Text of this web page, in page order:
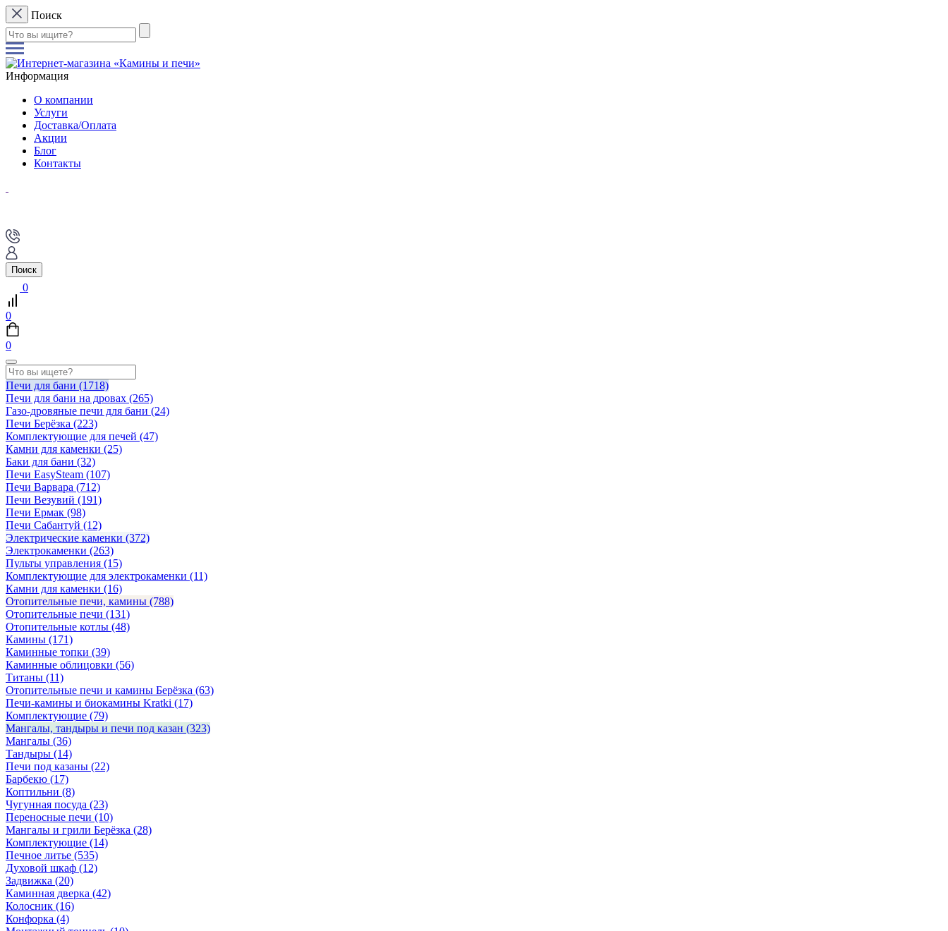
Поиск
Информация
О компании
Услуги
Доставка/Оплата
Акции
Блог
Контакты
Поиск
0
0
0
Печи для бани (1718)
Печи для бани на дровах (265)
Газо-дровяные печи для бани (24)
Печи Берёзка (223)
Комплектующие для печей (47)
Камни для каменки (25)
Баки для бани (32)
Печи EasySteam (107)
Печи Варвара (712)
Печи Везувий (191)
Печи Ермак (98)
Печи Сабантуй (12)
Электрические каменки (372)
Электрокаменки (263)
Пульты управления (15)
Комплектующие для электрокаменки (11)
Камни для каменки (16)
Отопительные печи, камины (788)
Отопительные печи (131)
Отопительные котлы (48)
Камины (171)
Каминные топки (39)
Каминные облицовки (56)
Титаны (11)
Отопительные печи и камины Берёзка (63)
Печи-камины и биокамины Kratki (17)
Комплектующие (79)
Мангалы, тандыры и печи под казан (323)
Мангалы (36)
Тандыры (14)
Печи под казаны (22)
Барбекю (17)
Коптильни (8)
Чугунная посуда (23)
Переносные печи (10)
Мангалы и грили Берёзка (28)
Комплектующие (14)
Печное литье (535)
Духовой шкаф (12)
Задвижка (20)
Каминная дверка (42)
Колосник (16)
Конфорка (4)